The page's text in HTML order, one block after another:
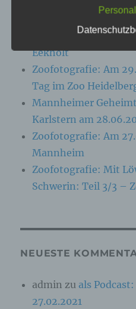
NEUESTE BEITRÄGE
Zoofotografie: Am
Eekholt
Zoofotografie: Am
Tag im Zoo
Mannheimer
Karlstern am
Zoofotografie: Am
Mannheim
Zoofotografie: Mit
Schwerin: Teil 3/3 –
NEUESTE
admin zu als
27.02.2021
Informationen, die
oder identifizierbare
Folgenden „betroffene
angesehen, die direkt
insbesondere mittels
Kennung wie einem
Kennnummer, zu
Online-Kennung oder
besonderen
physischen,
psychischen,
sozialen Identität
sind, identifiziert
b) betroffene
identifizierbare
Verarbeitung
c) Verarbeitung